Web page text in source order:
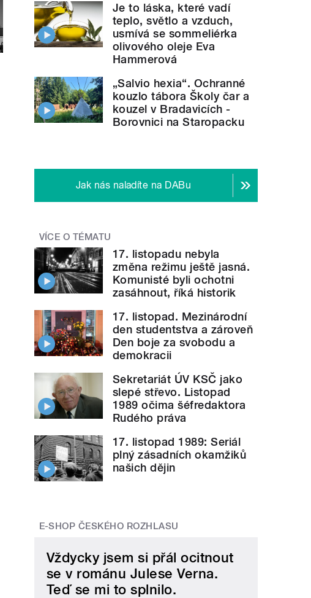
Je to láska, které vadí
teplo, světlo a vzduch,
usmívá se sommeliérka
olivového oleje Eva
Hammerová
„Salvio hexia“. Ochranné
kouzlo tábora Školy čar a
kouzel v Bradavicích -
Borovnici na Staropacku
Jak nás naladíte na DABu
VÍCE O TÉMATU
17. listopadu nebyla
změna režimu ještě jasná.
Komunisté byli ochotni
zasáhnout, říká historik
17. listopad. Mezinárodní
den studentstva a zároveň
Den boje za svobodu a
demokracii
Sekretariát ÚV KSČ jako
slepé střevo. Listopad
1989 očima šéfredaktora
Rudého práva
17. listopad 1989: Seriál
plný zásadních okamžiků
našich dějin
E-SHOP ČESKÉHO ROZHLASU
Vždycky jsem si přál ocitnout
se v románu Julese Verna.
Teď se mi to splnilo.